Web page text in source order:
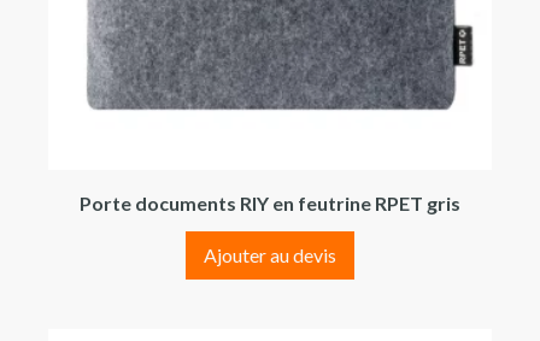
Porte documents RIY en feutrine RPET gris
Ajouter au devis